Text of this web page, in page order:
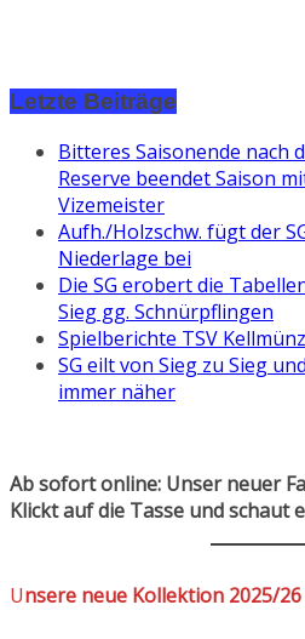
Letzte Beiträge
Bitteres Saisonende nach
Reserve beendet Saison
Vizemeister
Aufh./Holzschw. fügt der
Niederlage bei
Die SG erobert die
Sieg gg. Schnürpflingen
Spielberichte TSV
SG eilt von Sieg zu Sieg
immer näher
Ab sofort online: Unser neuer
Klickt auf die Tasse und schaut
Unsere neue Kollektion 2025/